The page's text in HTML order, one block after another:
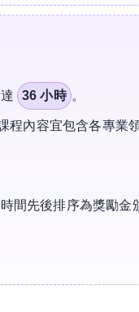
36 小時 。
程內容宜包含各專業
間先後排序為獎勵金